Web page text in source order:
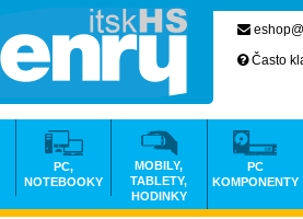
Často
PC,
NOTEBOOKY
MOBILY,
TABLETY,
HODINKY
PC
KOMPONENTY